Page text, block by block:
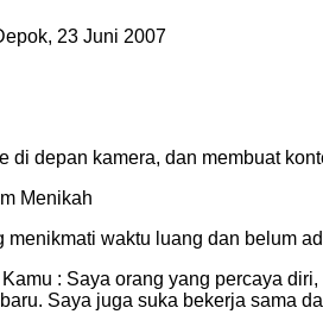
23 Juni 2007
di depan kamera, dan membuat
Menikah
menikmati waktu luang dan belum
: Saya orang yang percaya
Saya juga suka bekerja sama